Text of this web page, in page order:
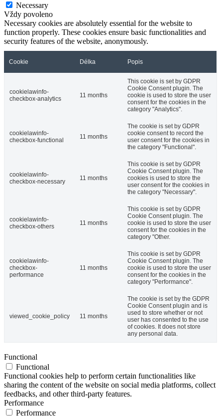
Necessary
Vždy povoleno
Necessary cookies are absolutely essential for the website to
function properly. These cookies ensure basic functionalities and
security features of the website, anonymously.
Cookie Délka Popis
cookielawinfo-
checkbox-analytics
11 months
This cookie is set by GDPR
Cookie Consent plugin. The
cookie is used to store the user
consent for the cookies in the
category "Analytics".
cookielawinfo-
checkbox-functional
11 months
The cookie is set by GDPR
cookie consent to record the
user consent for the cookies in
the category "Functional".
cookielawinfo-
checkbox-necessary
11 months
This cookie is set by GDPR
Cookie Consent plugin. The
cookies is used to store the
user consent for the cookies in
the category "Necessary".
cookielawinfo-
checkbox-others
11 months
This cookie is set by GDPR
Cookie Consent plugin. The
cookie is used to store the user
consent for the cookies in the
category "Other.
cookielawinfo-
checkbox-
performance
11 months
This cookie is set by GDPR
Cookie Consent plugin. The
cookie is used to store the user
consent for the cookies in the
category "Performance".
viewed_cookie_policy 11 months
The cookie is set by the GDPR
Cookie Consent plugin and is
used to store whether or not
user has consented to the use
of cookies. It does not store
any personal data.
Functional
Functional
Functional cookies help to perform certain functionalities like
sharing the content of the website on social media platforms, collect
feedbacks, and other third-party features.
Performance
Performance